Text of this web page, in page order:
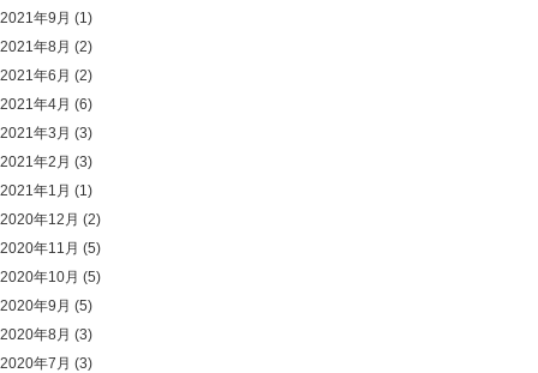
2021年9月 (1)
2021年8月 (2)
2021年6月 (2)
2021年4月 (6)
2021年3月 (3)
2021年2月 (3)
2021年1月 (1)
2020年12月 (2)
2020年11月 (5)
2020年10月 (5)
2020年9月 (5)
2020年8月 (3)
2020年7月 (3)